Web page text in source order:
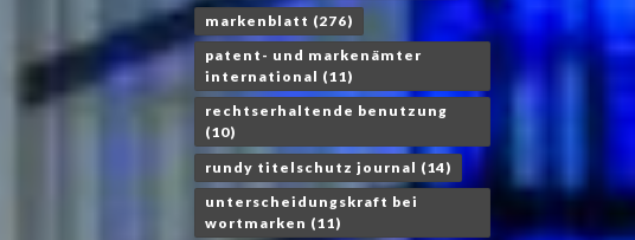
markenblatt (276)
patent- und markenämter
international (11)
rechtserhaltende benutzung
(10)
rundy titelschutz journal (14)
unterscheidungskraft bei
wortmarken (11)